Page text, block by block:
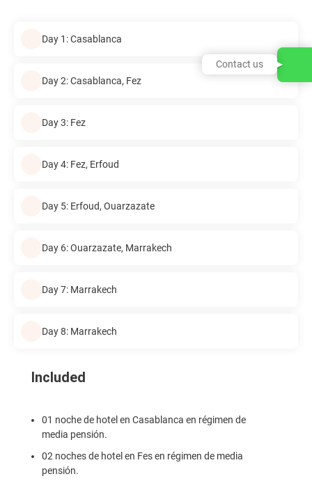
Day 1: Casablanca
Day 2: Casablanca, Fez
Day 3: Fez
Day 4: Fez, Erfoud
Day 5: Erfoud, Ouarzazate
Day 6: Ouarzazate, Marrakech
Day 7: Marrakech
Day 8: Marrakech
Included
01 noche de hotel en Casablanca en régimen de
media pensión.
02 noches de hotel en Fes en régimen de media
pensión.
Contact us